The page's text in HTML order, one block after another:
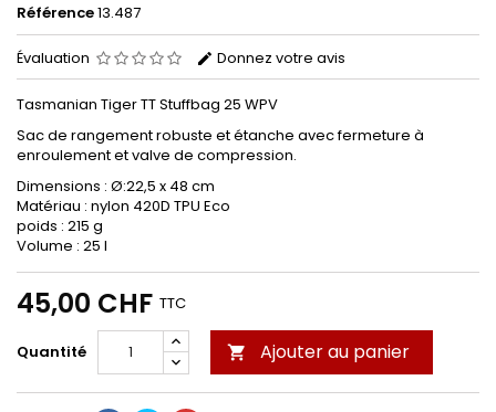
Référence13.487
Évaluation Donnez votre avis
Tasmanian Tiger TT Stuffbag 25 WPV
Sac de rangement robuste et étanche avec fermeture à
enroulement et valve de compression.
Dimensions : Ø:22,5 x 48 cm
Matériau : nylon 420D TPU Eco
poids : 215 g
Volume : 25 l
45,00 CHF TTC
Quantité  Ajouter au panier